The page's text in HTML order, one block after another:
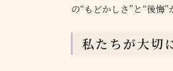
の“もどかしさ”と“後悔
私たちが大切